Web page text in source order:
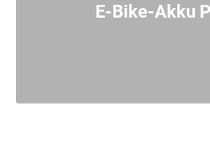
E-Bike-Akku